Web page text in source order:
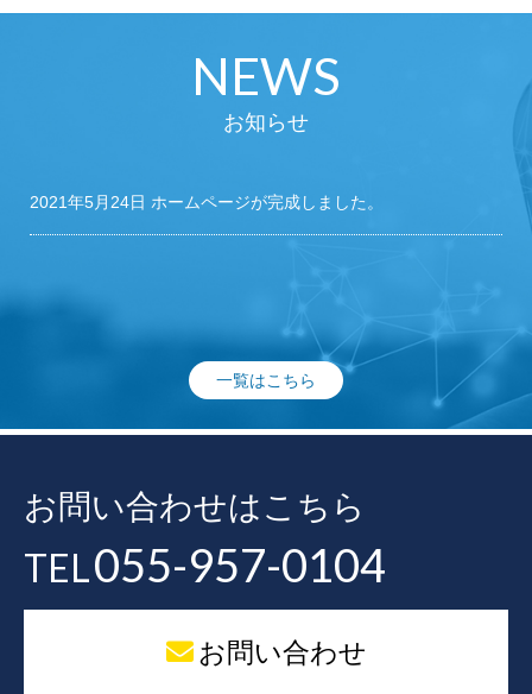
NEWS
お知らせ
2021年5月24日 ホームページが完成しました。
一覧はこちら
お問い合わせはこちら
TEL055-957-0104
お問い合わせ